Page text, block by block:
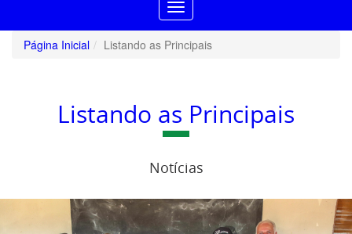
Toggle
navigation
Página Inicial
Listando as Principais
Listando as Principais
Notícias